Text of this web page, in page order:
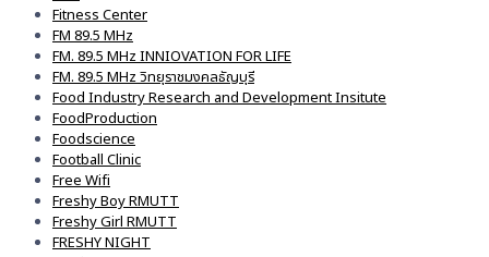
Fitness Center
FM 89.5 MHz
FM. 89.5 MHz INNIOVATION FOR LIFE
FM. 89.5 MHz วิทยุราชมงคลธัญบุรี
Food Industry Research and Development Insitute
FoodProduction
Foodscience
Football Clinic
Free Wifi
Freshy Boy RMUTT
Freshy Girl RMUTT
FRESHY NIGHT